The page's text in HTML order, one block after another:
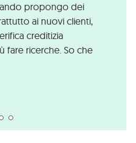
propongo dei
ai nuovi clienti,
creditizia
fare ricerche. So che